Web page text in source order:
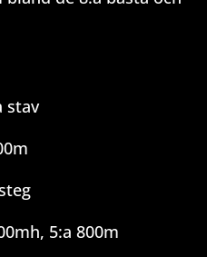
stav
5:a 800m